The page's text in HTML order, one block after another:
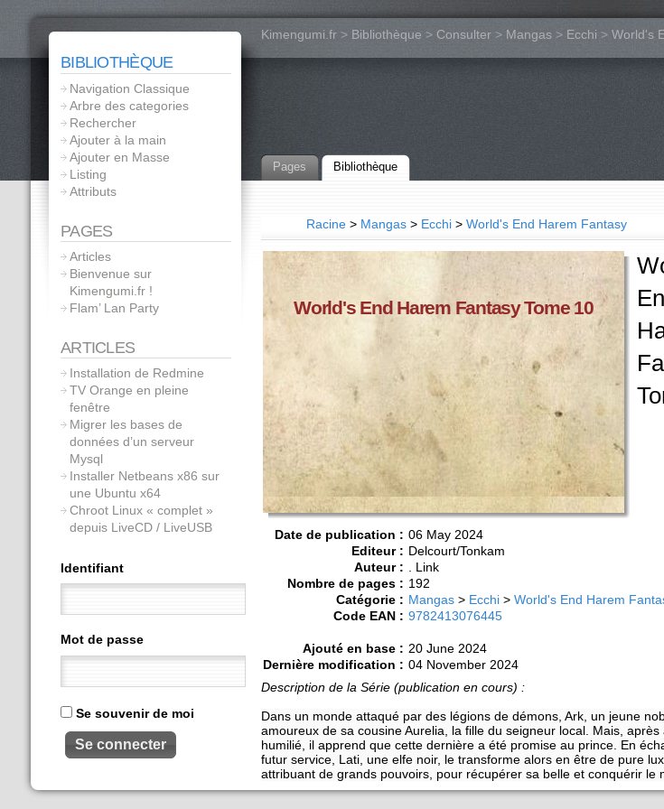
Kimengumi.fr> Bibliothèque > Consulter> Mangas> Ecchi > World's
Pages Bibliothèque
Racine > Mangas > Ecchi >World's End Harem Fantasy
World's End Harem Fantasy Tome 10
Date de publication : 06 May 2024
Editeur : Delcourt/Tonkam
Auteur : . Link
Nombre de pages : 192
Catégorie : Mangas> Ecchi> World's End Harem
Code EAN : 9782413076445
Ajouté en base : 20 June 2024
Dernière modification : 04 November 2024
Description de la Série (publication en cours) :
Dans un monde attaqué par des légions de démons, Ark, un jeune
amoureux de sa cousine Aurelia, la fille du seigneur local. Mais, après
humilié, il apprend que cette dernière a été promise au prince. En
futur service, Lati, une elfe noir, le transforme alors en être de pure
attribuant de grands pouvoirs, pour récupérer sa belle et conquérir le
BIBLIOTHÈQUE
Navigation Classique
Arbre des categories
Rechercher
Ajouter à la main
Ajouter en Masse
Listing
Attributs
PAGES
Articles
Bienvenue sur
Kimengumi.fr !
Flam’ Lan Party
ARTICLES
Installation de Redmine
TV Orange en pleine
fenêtre
Migrer les bases de
données d’un serveur
Mysql
Installer Netbeans x86 sur
une Ubuntu x64
Chroot Linux « complet »
depuis LiveCD / LiveUSB
Identifiant
Mot de passe
Se souvenir de moi